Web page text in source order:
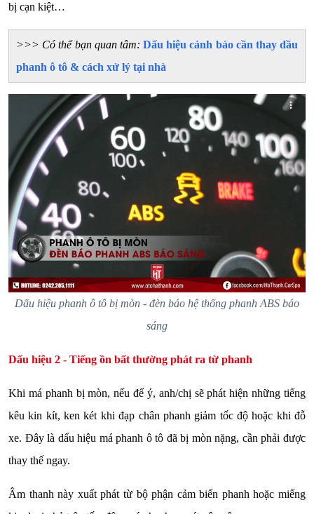
bị cạn kiệt…
>>> Có thể bạn quan tâm: Dấu hiệu cảnh báo cần thay dầu
phanh ô tô & cách xử lý tại nhà
Dấu hiệu phanh ô tô bị mòn - đèn báo hệ thống phanh ABS báo
sáng
Dấu hiệu 2 - Tiếng ồn bất thường phát ra từ phanh
Khi má phanh bị mòn, nếu để ý, anh/chị sẽ phát hiện những tiếng
kêu kin kít, ken két khi đạp chân phanh giảm tốc độ hoặc khi đỗ
xe. Đây là dấu hiệu má phanh ô tô đã bị mòn nặng, cần phải được
thay thế ngay.
Âm thanh này xuất phát từ bộ phận cảm biến phanh hoặc miếng